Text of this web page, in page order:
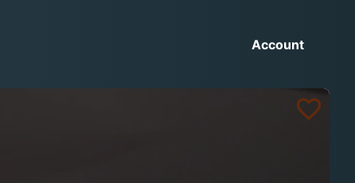
Account